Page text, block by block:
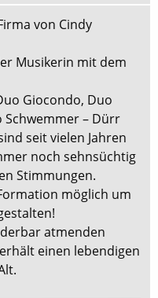
von Cindy
Musikerin mit dem
Giocondo, Duo
Schwemmer – Dürr
seit vielen Jahren
noch sehnsüchtig
Stimmungen.
möglich um
atmenden
einen lebendigen